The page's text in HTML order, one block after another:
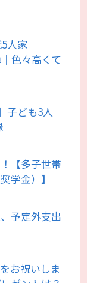
5人家
色々高くて
子ども3人
【多子世帯
学金）】
予定外支出
お祝いしま